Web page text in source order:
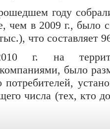
году
чем в 2009 г., было
что составляет
г. на
было
числа (тех, кто